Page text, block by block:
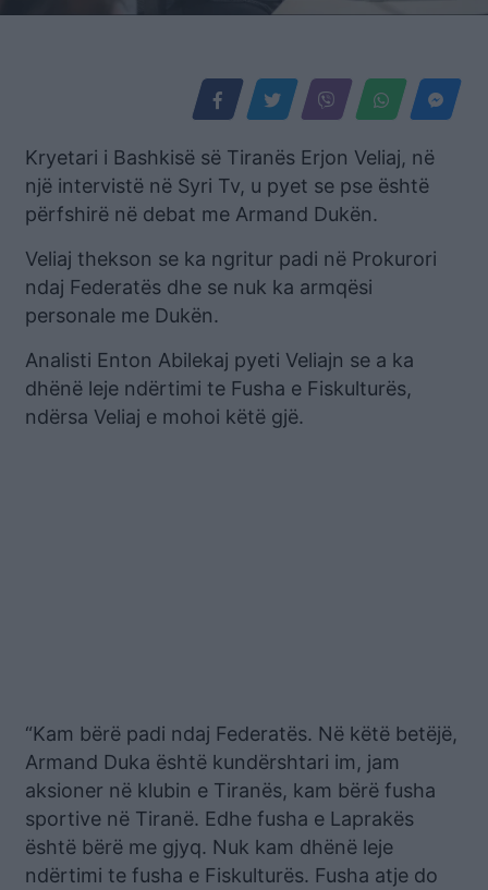
Kryetari i Bashkisë së Tiranës Erjon Veliaj, në
një intervistë në Syri Tv, u pyet se pse është
përfshirë në debat me Armand Dukën.
Veliaj thekson se ka ngritur padi në Prokurori
ndaj Federatës dhe se nuk ka armqësi
personale me Dukën.
Analisti Enton Abilekaj pyeti Veliajn se a ka
dhënë leje ndërtimi te Fusha e Fiskulturës,
ndërsa Veliaj e mohoi këtë gjë.
“Kam bërë padi ndaj Federatës. Në këtë betëjë,
Armand Duka është kundërshtari im, jam
aksioner në klubin e Tiranës, kam bërë fusha
sportive në Tiranë. Edhe fusha e Laprakës
është bërë me gjyq. Nuk kam dhënë leje
ndërtimi te fusha e Fiskulturës. Fusha atje do